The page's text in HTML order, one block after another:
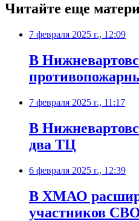
Читайте еще
7 февраля 2025 г., 12:09
В
7 февраля 2025 г., 11:17
В
два ТЦ
6 февраля 2025 г., 12:39
В ХМАО
участников